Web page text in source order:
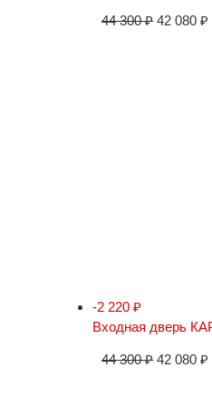
44 300₽ 42 080 ₽
-2 220 ₽
Входная дверь
44 300₽ 42 080 ₽